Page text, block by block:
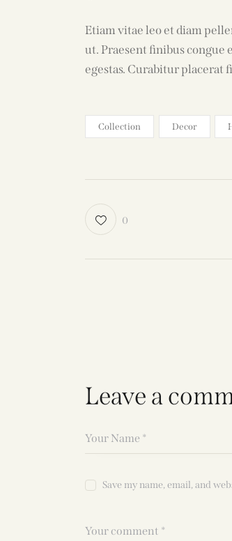
Etiam vitae leo et diam
ut. Praesent finibus congue
egestas. Curabitur placerat
Collection Decor
0
Leave a
Save my name, email, and